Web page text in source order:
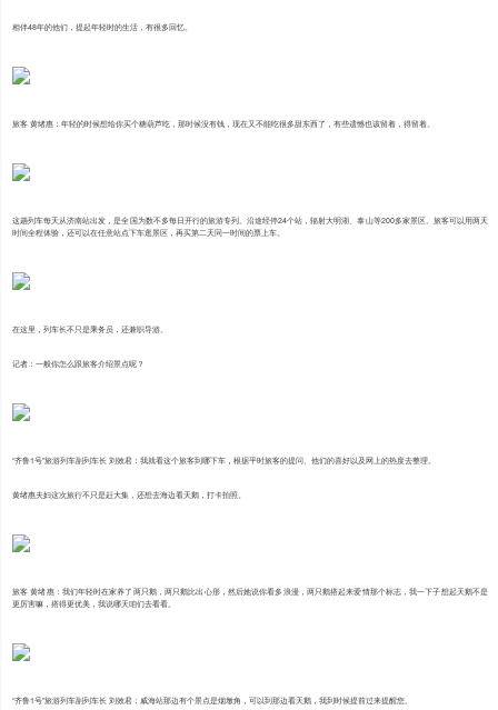
相伴48年的他们，提起年轻时的生活，有很多回忆。
旅客 黄绪惠：年轻的时候想给你买个糖葫芦吃，那时候没有钱，现在又不能吃很多甜东西了，有些遗憾也该留着，得留着。
这趟列车每天从济南站出发，是全国为数不多每日开行的旅游专列。沿途经停24个站，辐射大明湖、泰山等200多家景区。旅客可以用两天
时间全程体验，还可以在任意站点下车逛景区，再买第二天同一时间的票上车。
在这里，列车长不只是乘务员，还兼职导游。
记者：一般你怎么跟旅客介绍景点呢？
“齐鲁1号”旅游列车副列车长 刘效君：我就看这个旅客到哪下车，根据平时旅客的提问、他们的喜好以及网上的热度去整理。
黄绪惠夫妇这次旅行不只是赶大集，还想去海边看天鹅，打卡拍照。
旅客 黄绪惠：我们年轻时在家养了两只鹅，两只鹅比出心形，然后她说你看多浪漫，两只鹅搭起来爱情那个标志，我一下子想起天鹅不是
更厉害嘛，搭得更优美，我说哪天咱们去看看。
“齐鲁1号”旅游列车副列车长 刘效君：威海站那边有个景点是烟墩角，可以到那边看天鹅，我到时候提前过来提醒您。